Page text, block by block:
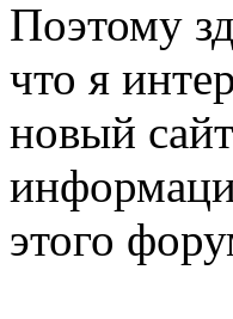
Поэтому
что я
новый
этого